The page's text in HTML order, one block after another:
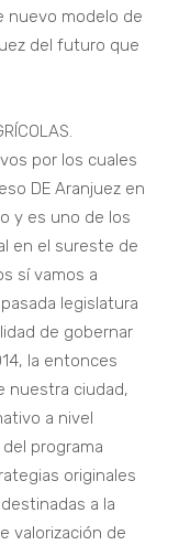
nuevo modelo de
del futuro que
por los cuales
DE Aranjuez en
y es uno de los
en el sureste de
sí vamos a
legislatura
de gobernar
la entonces
nuestra ciudad,
a nivel
programa
originales
a la
valorización de